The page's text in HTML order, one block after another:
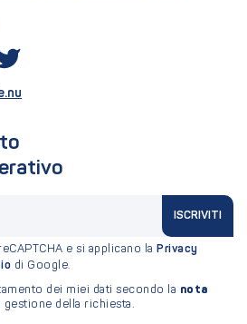
ISCRIVITI
e si applicano la Privacy
di Google.
dei miei dati secondo la nota
gestione della richiesta.